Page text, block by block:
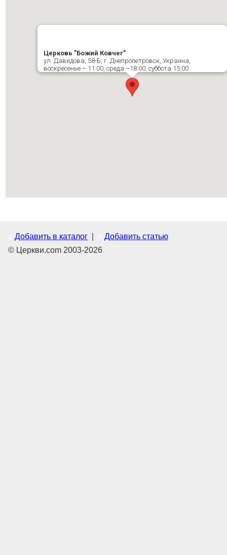
Церковь "Божий Ковчег"
ул. Давидова, 58-Б, г. Днепропетровск, Украина,
воскресенье – 11:00, среда –18:00, суббота 15:00
Добавить в каталог
Добавить статью
© Церкви.com 2003-2026